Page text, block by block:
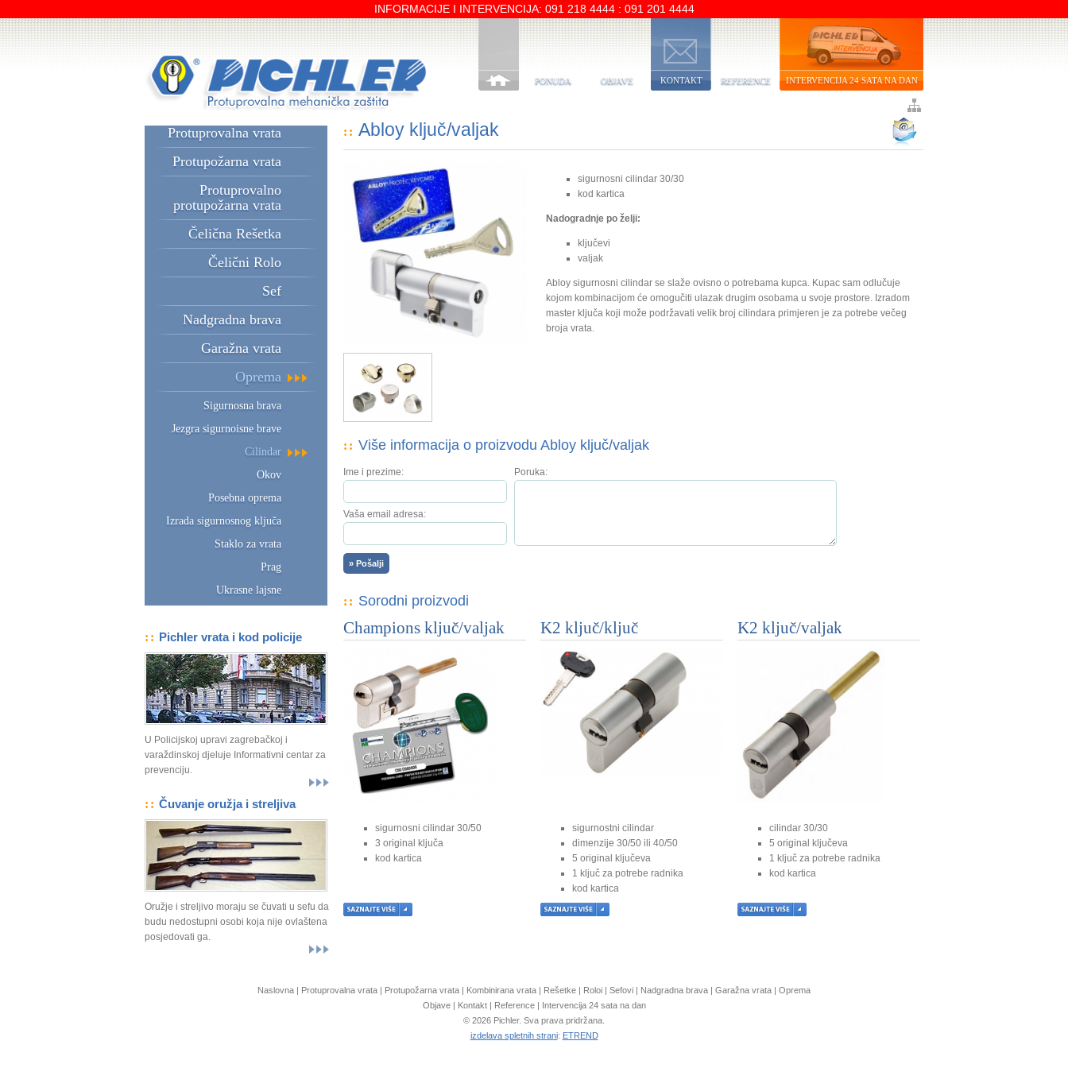
INFORMACIJE I INTERVENCIJA: 091 218 4444 : 091 201 4444
INTERVENCIJA 24 SATA NA DAN
REFERENCE
KONTAKT
OBJAVE
PONUDA
Protuprovalna vrata
Protupožarna vrata
Protuprovalno
protupožarna vrata
Čelična Rešetka
Čelični Rolo
Sef
Nadgradna brava
Garažna vrata
Oprema
Sigurnosna brava
Jezgra sigurnoisne brave
Cilindar
Okov
Posebna oprema
Izrada sigurnosnog ključa
Staklo za vrata
Prag
Ukrasne lajsne
:: Pichler vrata i kod policije
U Policijskoj upravi zagrebačkoj i
varaždinskoj djeluje Informativni centar za
prevenciju.
:: Čuvanje oružja i streljiva
Oružje i streljivo moraju se čuvati u sefu da
budu nedostupni osobi koja nije ovlaštena
posjedovati ga.
:: Abloy ključ/valjak
sigurnosni cilindar 30/30
kod kartica
Nadogradnje po želji:
ključevi
valjak
Abloy sigurnosni cilindar se slaže ovisno o potrebama kupca. Kupac sam odlučuje
kojom kombinacijom će omogučiti ulazak drugim osobama u svoje prostore. Izradom
master ključa koji može podržavati velik broj cilindara primjeren je za potrebe večeg
broja vrata.
:: Više informacija o proizvodu Abloy ključ/valjak
Ime i prezime:
Vaša email adresa:
Poruka:
:: Sorodni proizvodi
Champions ključ/valjak
sigurnosni cilindar 30/50
3 original ključa
kod kartica
K2 ključ/ključ
sigurnostni cilindar
dimenzije 30/50 ili 40/50
5 original ključeva
1 ključ za potrebe radnika
kod kartica
K2 ključ/valjak
cilindar 30/30
5 original ključeva
1 ključ za potrebe radnika
kod kartica
Naslovna | Protuprovalna vrata | Protupožarna vrata | Kombinirana vrata | Rešetke | Roloi | Sefovi | Nadgradna brava | Garažna vrata | Oprema
Objave| Kontakt| Reference| Intervencija 24 sata na dan
© 2026 Pichler. Sva prava pridržana.
izdelava spletnih strani: ETREND